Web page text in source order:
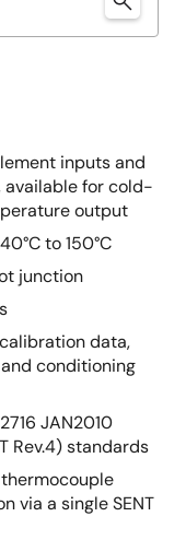
inputs and
available for cold-
output
to 150°C
junction
data,
conditioning
JAN2010
Rev.4) standards
via a single SENT